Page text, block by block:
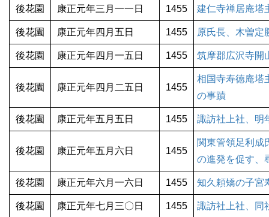
後花園 康正元年三月一一日 1455 建仁寺禅居庵塔
後花園 康正元年四月五日 1455 原氏長、木曽定
後花園 康正元年四月一五日 1455 筑摩郡広沢寺開
後花園 康正元年四月二五日 1455
相国寺寿徳庵塔
の事蹟
後花園 康正元年五月五日 1455 諏訪社上社、明
後花園 康正元年五月六日 1455
関東管領足利成
の進発を促す、
後花園 康正元年六月一六日 1455 知久頼矯の子宮
後花園 康正元年七月三〇日 1455 諏訪社上社、同